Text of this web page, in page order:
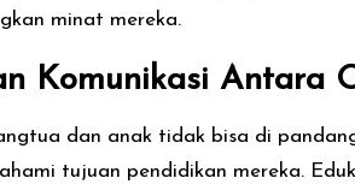
minat mereka.
Komunikasi Antara
dan anak tidak bisa di
tujuan pendidikan mereka.